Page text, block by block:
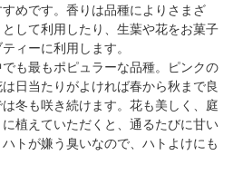
めです。香りは品種によりさまざ
して利用したり、生葉や花をお菓子
ィーに利用します。
でも最もポピュラーな品種。ピンクの
日当たりがよければ春から秋まで良
冬も咲き続けます。花も美しく、庭
植えていただくと、通るたびに甘い
トが嫌う臭いなので、ハトよけにも